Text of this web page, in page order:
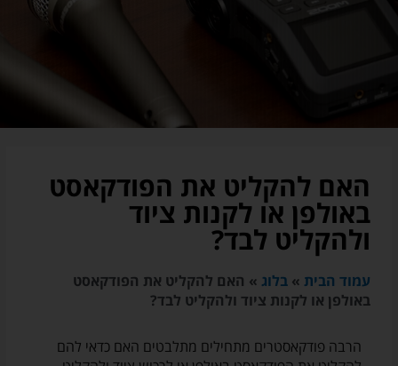
האם להקליט את הפודקאסט
באולפן או לקנות ציוד
ולהקליט לבד?
עמוד הבית »בלוג » האם להקליט את הפודקאסט
באולפן או לקנות ציוד ולהקליט לבד?
הרבה פודקאסטרים מתחילים מתלבטים האם כדאי להם